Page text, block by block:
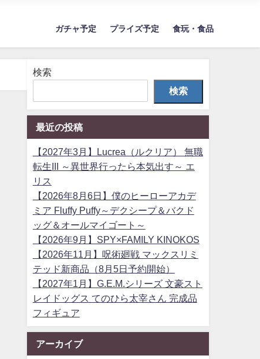
ガチャ予定 プライズ予定 食玩・食品
検索
検索
最近の投稿
【2027年3月】Lucrea（ルクリア） 無職
転生III ～異世界行ったら本気出す～ エ
リス
【2026年8月6日】僕のヒーローアカデ
ミア Fluffy Puffy～デクシープ＆バクド
ッグ＆オールマイゴート～
【2026年9月】SPY×FAMILY KINOKOS
【2026年11月】呪術廻戦 マックスリミ
テッド新商品（8月5日予約開始）
【2027年1月】G.E.M.シリーズ 文豪スト
レイドッグス てのひら太宰さん 完成品
フィギュア
アーカイブ